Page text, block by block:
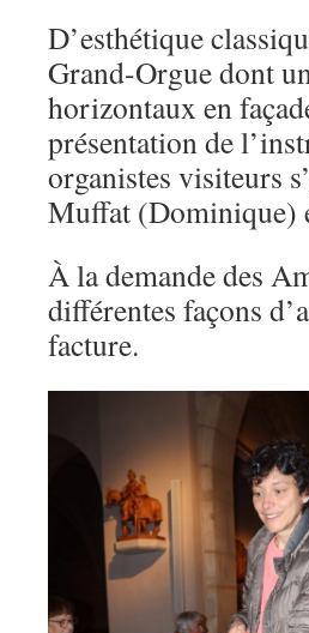
D’esthétique
Grand-Orgue dont
horizontaux en
présentation de
organistes visiteurs
Muffat (Dominique)
À la demande des
différentes façons
facture.